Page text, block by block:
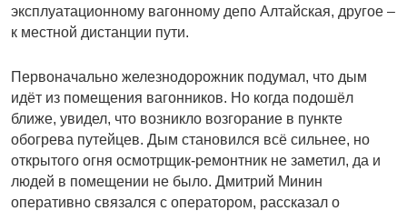
эксплуатационному вагонному депо Алтайская, другое –
к местной дистанции пути.
Первоначально железнодорожник подумал, что дым
идёт из помещения вагонников. Но когда подошёл
ближе, увидел, что возникло возгорание в пункте
обогрева путейцев. Дым становился всё сильнее, но
открытого огня осмотрщик-ремонтник не заметил, да и
людей в помещении не было. Дмитрий Минин
оперативно связался с оператором, рассказал о